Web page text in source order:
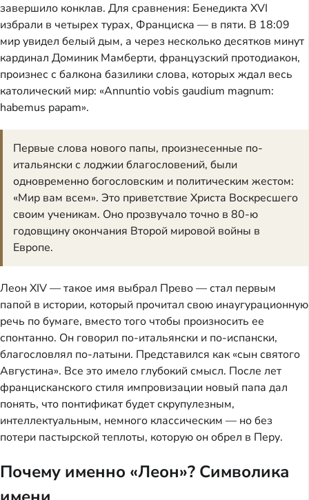
завершило конклав. Для сравнения: Бенедикта XVI
избрали в четырех турах, Франциска — в пяти. В 18:09
мир увидел белый дым, а через несколько десятков минут
кардинал Доминик Мамберти, французский протодиакон,
произнес с балкона базилики слова, которых ждал весь
католический мир: «Annuntio vobis gaudium magnum:
habemus papam».
Первые слова нового папы, произнесенные по-
итальянски с лоджии благословений, были
одновременно богословским и политическим жестом:
«Мир вам всем». Это приветствие Христа Воскресшего
своим ученикам. Оно прозвучало точно в 80-ю
годовщину окончания Второй мировой войны в
Европе.
Леон XIV — такое имя выбрал Прево — стал первым
папой в истории, который прочитал свою инаугурационную
речь по бумаге, вместо того чтобы произносить ее
спонтанно. Он говорил по-итальянски и по-испански,
благословлял по-латыни. Представился как «сын святого
Августина». Все это имело глубокий смысл. После лет
францисканского стиля импровизации новый папа дал
понять, что понтификат будет скрупулезным,
интеллектуальным, немного классическим — но без
потери пастырской теплоты, которую он обрел в Перу.
Почему именно «Леон»? Символика